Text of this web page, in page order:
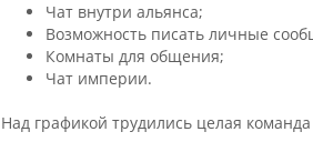
Чат внутри альянса;
Возможность писать личные
Комнаты для общения;
Чат империи.
Над графикой трудились целая